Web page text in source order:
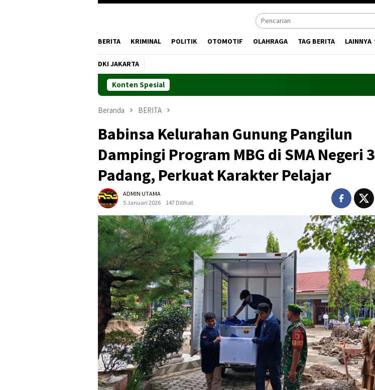
BERITA KRIMINAL POLITIK OTOMOTIF OLAHRAGA TAG BERITA LAINNYA
DKI JAKARTA
Konten Spesial
Beranda BERITA
Babinsa Kelurahan Gunung Pangilun
Dampingi Program MBG di SMA Negeri 3
Padang, Perkuat Karakter Pelajar
ADMIN UTAMA
5 Januari 2026
147 Dilihat